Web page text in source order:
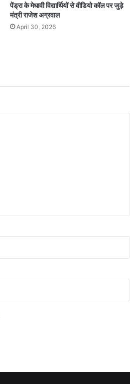
पेंड्रा के मेधावी विद्यार्थियों से वीडियो कॉल पर जुड़े
मंत्री राजेश अग्रवाल
April 30, 2026